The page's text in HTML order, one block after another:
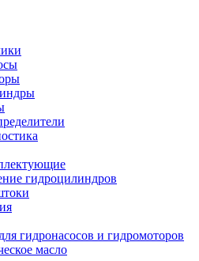
гидроцилиндров
гидронасосов и гидромоторов
масло